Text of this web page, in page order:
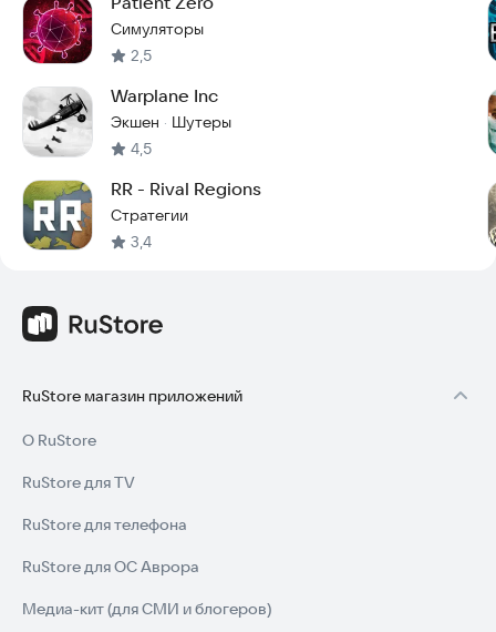
Симуляторы
2,5
Warplane Inc
Экшен · Шутеры
4,5
RR - Rival Regions
Стратегии
3,4
RuStore магазин приложений
О RuStore
RuStore для TV
RuStore для телефона
RuStore для ОС Аврора
Медиа-кит (для СМИ и блогеров)